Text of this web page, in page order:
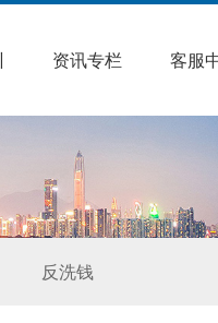
资讯专栏 客服
反洗钱